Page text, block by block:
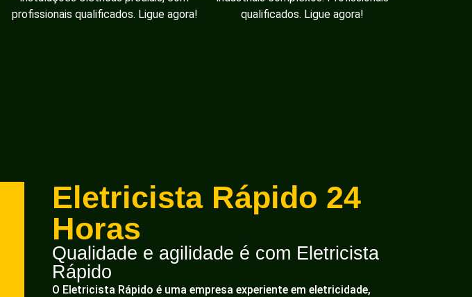
profissionais qualificados. Ligue agora!
qualificados. Ligue agora!
Eletricista Rápido 24
Horas
Qualidade e agilidade é com Eletricista
Rápido
O Eletricista Rápido é uma empresa experiente em eletricidade,